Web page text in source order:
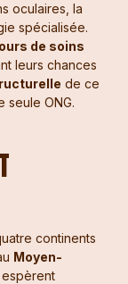
oculaires, la
spécialisée.
de soins
leurs chances
de ce
seule ONG.
continents
Moyen-
espèrent